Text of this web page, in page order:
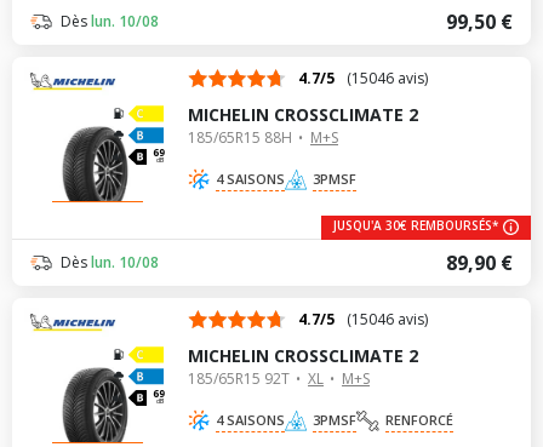
99,50 €
Dèslun. 10/08
69
dB
4.7/5 (15046 avis)
MICHELIN CROSSCLIMATE 2
185/65R15 88H M+S
4 SAISONS 3PMSF
89,90 €
Dèslun. 10/08
JUSQU'A 30€ REMBOURSÉS*
69
dB
4.7/5 (15046 avis)
MICHELIN CROSSCLIMATE 2
185/65R15 92T XL M+S
4 SAISONS 3PMSF RENFORCÉ